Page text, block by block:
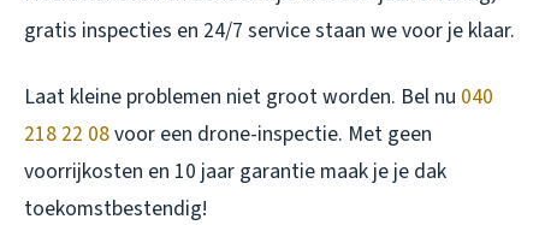
gratis inspecties en 24/7 service staan we voor je klaar.
Laat kleine problemen niet groot worden. Bel nu 040
218 22 08voor een drone-inspectie. Met geen
voorrijkosten en 10 jaar garantie maak je je dak
toekomstbestendig!